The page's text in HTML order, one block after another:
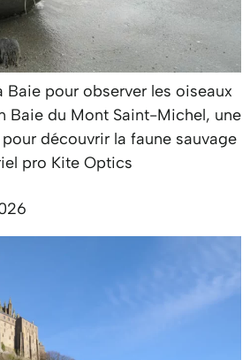
Baie pour observer les oiseaux
Baie du Mont Saint-Michel, une
découvrir la faune sauvage
pro Kite Optics